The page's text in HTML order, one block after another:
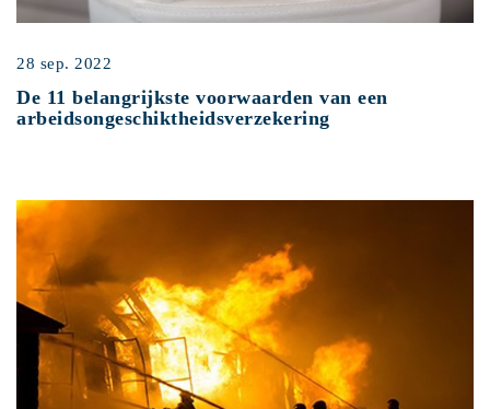
28 sep. 2022
De 11 belangrijkste voorwaarden van een
arbeidsongeschiktheidsverzekering